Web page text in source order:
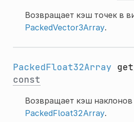
Возвращает кэш точек в
PackedVector3Array.
PackedFloat32Array
const
Возвращает кэш
PackedFloat32Array.